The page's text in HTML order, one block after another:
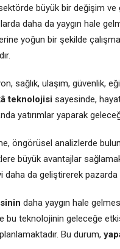
büyük bir değişim ve
daha da yaygın hale
yoğun bir şekilde
sağlık, ulaşım, güvenlik,
teknolojisi sayesinde,
yatırımlar yaparak
öngörüsel analizlerde
büyük avantajlar
daha da geliştirerek
daha yaygın hale
bu teknolojinin geleceğe
Bu durum,